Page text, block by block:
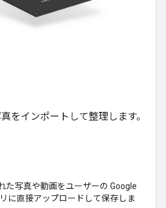
をインポートして整理します。
た写真や動画をユーザーの Google
に直接アップロードして保存しま